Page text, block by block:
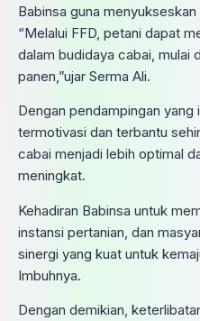
Babinsa guna
“Melalui FFD, petani dapat
dalam budidaya cabai, mulai
panen,”ujar Serma Ali.
Dengan pendampingan
termotivasi dan terbantu
cabai menjadi lebih optimal
meningkat.
Kehadiran Babinsa untuk
instansi pertanian, dan
sinergi yang kuat untuk
Imbuhnya.
Dengan demikian,